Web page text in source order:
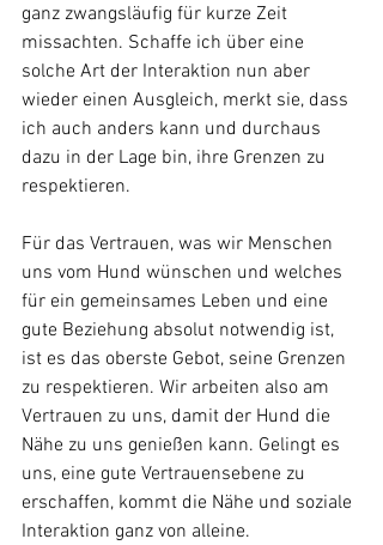
ganz zwangsläufig für kurze Zeit
missachten. Schaffe ich über eine
solche Art der Interaktion nun aber
wieder einen Ausgleich, merkt sie, dass
ich auch anders kann und durchaus
dazu in der Lage bin, ihre Grenzen zu
respektieren.
Für das Vertrauen, was wir Menschen
uns vom Hund wünschen und welches
für ein gemeinsames Leben und eine
gute Beziehung absolut notwendig ist,
ist es das oberste Gebot, seine Grenzen
zu respektieren. Wir arbeiten also am
Vertrauen zu uns, damit der Hund die
Nähe zu uns genießen kann. Gelingt es
uns, eine gute Vertrauensebene zu
erschaffen, kommt die Nähe und soziale
Interaktion ganz von alleine.